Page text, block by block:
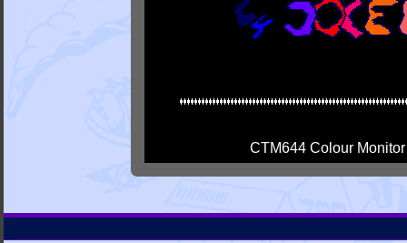
CTM644 Colour Monitor